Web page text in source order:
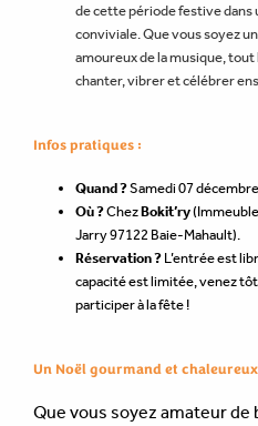
de cette période festive dans
conviviale. Que vous soyez
amoureux de la musique,
chanter, vibrer et célébrer
Infos pratiques :
Quand ?Samedi 07
Où ?ChezBokit’ry
Jarry 97122 Baie-Mahault).
Réservation ?L’entrée est
capacité est limitée, venez
participer à la fête !
Un Noël gourmand et
Que vous soyez amateur de